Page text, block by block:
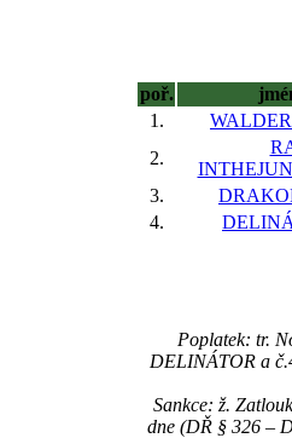
poř.
1.
2.
3.
4.
Poplatek: tr.
DELINÁTOR a
Sankce: ž.
dne (DŘ § 326 –